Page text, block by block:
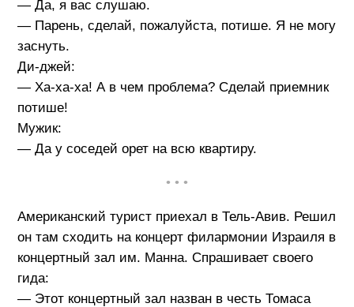
— Да, я вас слушаю.
— Парень, сделай, пожалуйста, потише. Я не могу
заснуть.
Ди-джей:
— Ха-ха-ха! А в чем проблема? Сделай приемник
потише!
Мужик:
— Да у соседей орет на всю квартиру.
• • •
Американский турист приехал в Тель-Авив. Решил
он там сходить на концерт филармонии Израиля в
концертный зал им. Манна. Спрашивает своего
гида:
— Этот концертный зал назван в честь Томаса